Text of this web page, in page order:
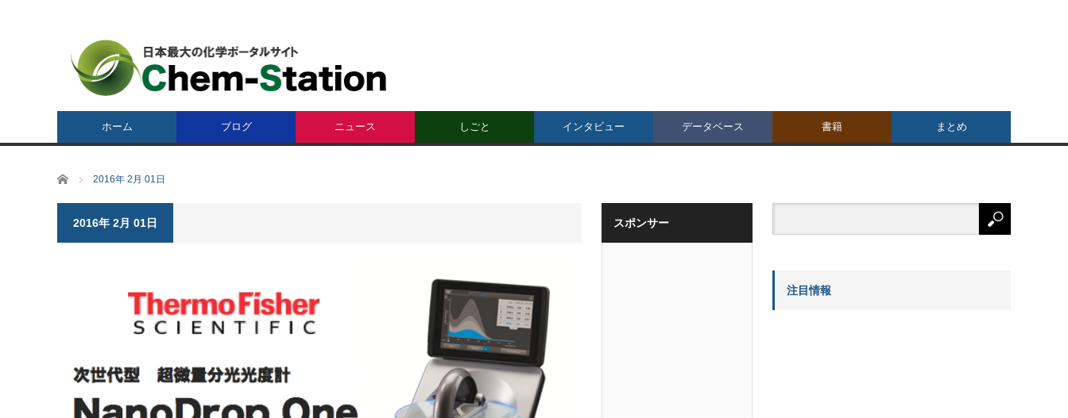
ホーム ブログ ニュース しごと インタビュー データベース 書籍 まとめ
ホーム 2016年 2月 01日
2016年 2月 01日 スポンサー
注目情報